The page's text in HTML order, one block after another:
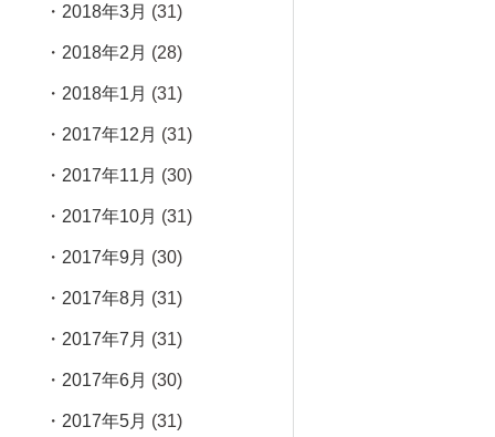
2018年3月 (31)
2018年2月 (28)
2018年1月 (31)
2017年12月 (31)
2017年11月 (30)
2017年10月 (31)
2017年9月 (30)
2017年8月 (31)
2017年7月 (31)
2017年6月 (30)
2017年5月 (31)